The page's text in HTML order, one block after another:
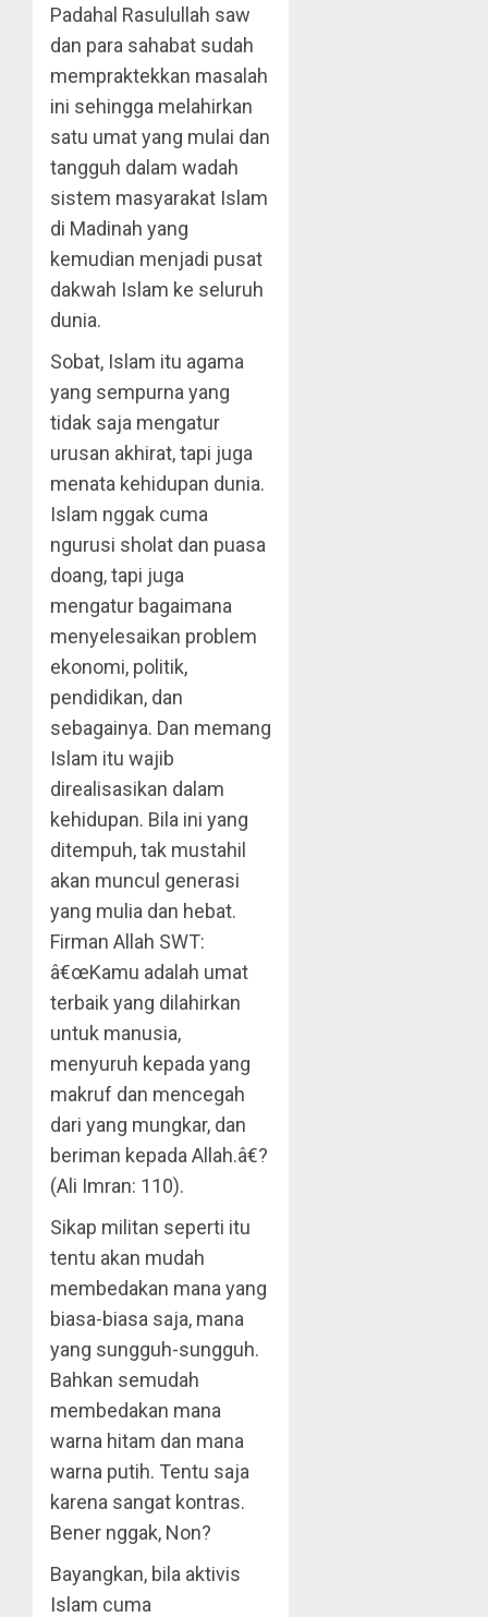
Padahal Rasulullah saw
dan para sahabat sudah
mempraktekkan masalah
ini sehingga melahirkan
satu umat yang mulai dan
tangguh dalam wadah
sistem masyarakat Islam
di Madinah yang
kemudian menjadi pusat
dakwah Islam ke seluruh
dunia.
Sobat, Islam itu agama
yang sempurna yang
tidak saja mengatur
urusan akhirat, tapi juga
menata kehidupan dunia.
Islam nggak cuma
ngurusi sholat dan puasa
doang, tapi juga
mengatur bagaimana
menyelesaikan problem
ekonomi, politik,
pendidikan, dan
sebagainya. Dan memang
Islam itu wajib
direalisasikan dalam
kehidupan. Bila ini yang
ditempuh, tak mustahil
akan muncul generasi
yang mulia dan hebat.
Firman Allah SWT:
â€œKamu adalah umat
terbaik yang dilahirkan
untuk manusia,
menyuruh kepada yang
makruf dan mencegah
dari yang mungkar, dan
beriman kepada Allah.â€?
(Ali Imran: 110).
Sikap militan seperti itu
tentu akan mudah
membedakan mana yang
biasa-biasa saja, mana
yang sungguh-sungguh.
Bahkan semudah
membedakan mana
warna hitam dan mana
warna putih. Tentu saja
karena sangat kontras.
Bener nggak, Non?
Bayangkan, bila aktivis
Islam cuma